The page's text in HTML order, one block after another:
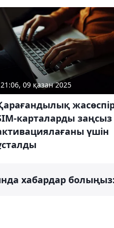
21:06, 09 қазан 2025
карталарды заңсыз
үшін
хабардар болыңыз: